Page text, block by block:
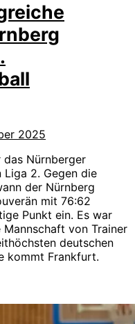
2025
das Nürnberger
Liga 2. Gegen die
der Nürnberg
mit 76:62
Punkt ein. Es war
von Trainer
deutschen
kommt Frankfurt.